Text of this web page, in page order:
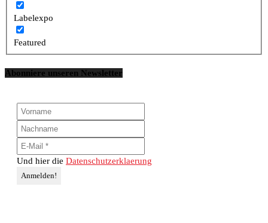
Labelexpo
Featured
Abonniere unseren Newsletter
Und hier die Datenschutzerklaerung